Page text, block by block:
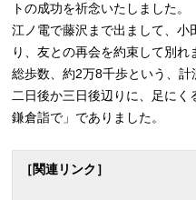
トの成功を祈念いたしました。
江ノ電で藤沢まで出まして、
り、友との再会を約束して別れ
総歩数、約2万8千歩という、計
二日後か三日後辺りに、足に
鎌倉詣で」でありました。
［関連リンク］